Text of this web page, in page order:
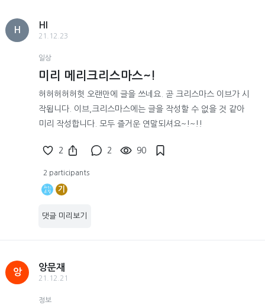
H
HI
21.12.23
일상
미리 메리크리스마스~!
허허허허허헛 오랜만에 글을 쓰네요. 곧 크리스마스 이브가 시
작됩니다. 이브,크리스마스에는 글을 작성할 수 없을 것 같아
미리 작성합니다. 모두 즐거운 연말되셔요~!~!!
2 2 90
2 participants
기
댓글 미리보기
앙
앙문재
21.12.21
정보